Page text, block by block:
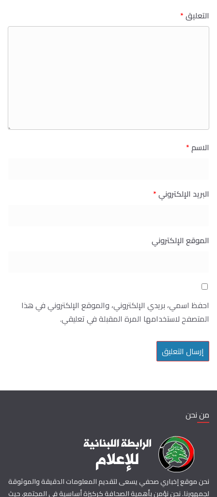
التعليق*
الاسم*
البريد الإلكتروني*
الموقع الإلكتروني
احفظ اسمي، بريدي الإلكتروني، والموقع الإلكتروني في هذا
المتصفح لاستخدامها المرة المقبلة في تعليقي.
من نحن
نحن موقع إخباري صحفي يسعى لتقديم المعلومات الدقيقة والموثوقة
لجمهورنا. نحن نؤمن بأهمية الصحافة كركيزة أساسية في المجتمع، حيث